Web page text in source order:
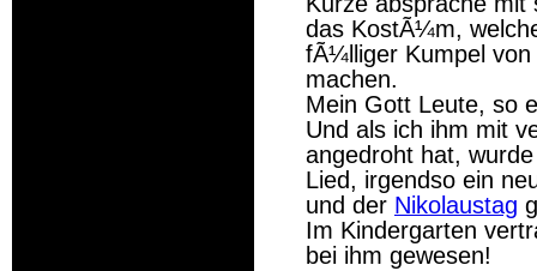
das KostÃ¼m,
fÃ¼lliger Kumpel
machen.
Mein Gott Leute, so
Und als ich ihm mit
angedroht hat,
Lied, irgendso ein
und der Nikolaustag
Im Kindergarten
bei ihm gewesen!